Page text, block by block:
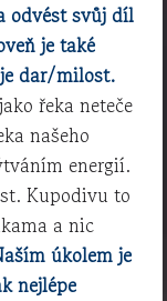
odvést svůj díl
je také
dar/milost.
řeka neteče
našeho
energií.
Kupodivu to
a nic
úkolem je
nejlépe